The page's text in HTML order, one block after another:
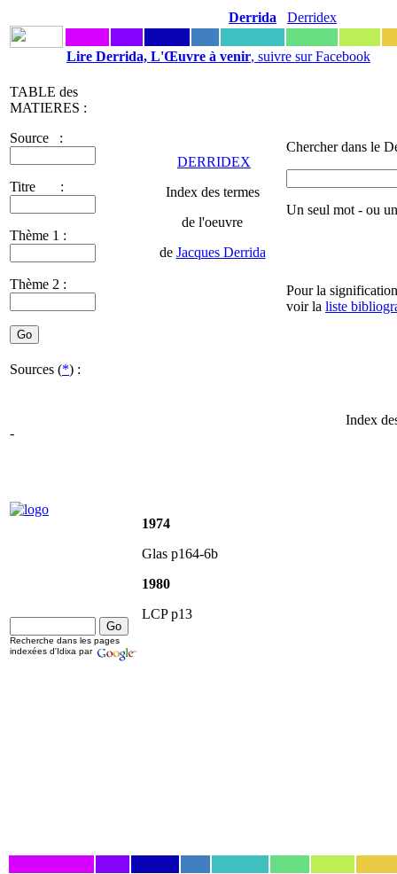
Derrida Derridex
Lire Derrida, L'Œuvre à venir, suivre sur Facebook
TABLE des
MATIERES :
Source :
Titre :
Thème 1 :
Thème 2 :
DERRIDEX
Index des termes
de l'oeuvre
de Jacques Derrida
Chercher dans le
Un seul mot - ou
Pour la
voir la liste
Sources (*) :
-
Index
1974
Glas p164-6b
1980
LCP p13
Recherche dans les pages
indexées d'Idixa par